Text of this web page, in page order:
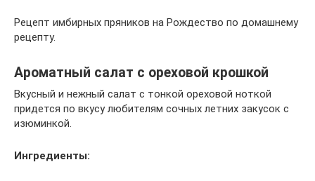
Рецепт имбирных пряников на Рождество по домашнему
рецепту.
Ароматный салат с ореховой крошкой
Вкусный и нежный салат с тонкой ореховой ноткой
придется по вкусу любителям сочных летних закусок с
изюминкой.
Ингредиенты: